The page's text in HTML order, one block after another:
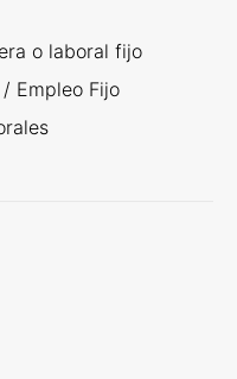
o laboral fijo
Empleo Fijo